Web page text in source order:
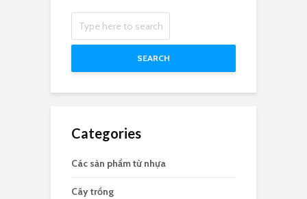
SEARCH
Categories
Các sản phẩm từ nhựa
Cây trồng